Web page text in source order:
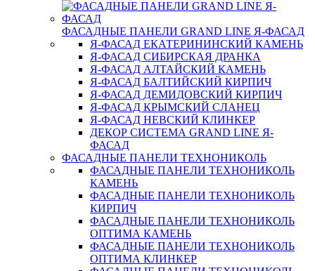
ФАСАДНЫЕ ПАНЕЛИ GRAND LINE Я-ФАСАД
Я-ФАСАД ЕКАТЕРИНИНСКИЙ КАМЕНЬ
Я-ФАСАД СИБИРСКАЯ ДРАНКА
Я-ФАСАД АЛТАЙСКИЙ КАМЕНЬ
Я-ФАСАД БАЛТИЙСКИЙ КИРПИЧ
Я-ФАСАД ДЕМИДОВСКИЙ КИРПИЧ
Я-ФАСАД КРЫМСКИЙ СЛАНЕЦ
Я-ФАСАД НЕВСКИЙ КЛИНКЕР
ДЕКОР СИСТЕМА GRAND LINE Я-
ФАСАД
ФАСАДНЫЕ ПАНЕЛИ ТЕХНОНИКОЛЬ
ФАСАДНЫЕ ПАНЕЛИ ТЕХНОНИКОЛЬ
КАМЕНЬ
ФАСАДНЫЕ ПАНЕЛИ ТЕХНОНИКОЛЬ
КИРПИЧ
ФАСАДНЫЕ ПАНЕЛИ ТЕХНОНИКОЛЬ
ОПТИМА КАМЕНЬ
ФАСАДНЫЕ ПАНЕЛИ ТЕХНОНИКОЛЬ
ОПТИМА КЛИНКЕР